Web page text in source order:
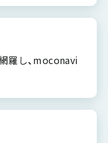
羅し、moconavi